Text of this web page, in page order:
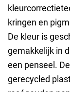
kringen en
De kleur is
gemakkelijk in
een penseel.
gerecycled